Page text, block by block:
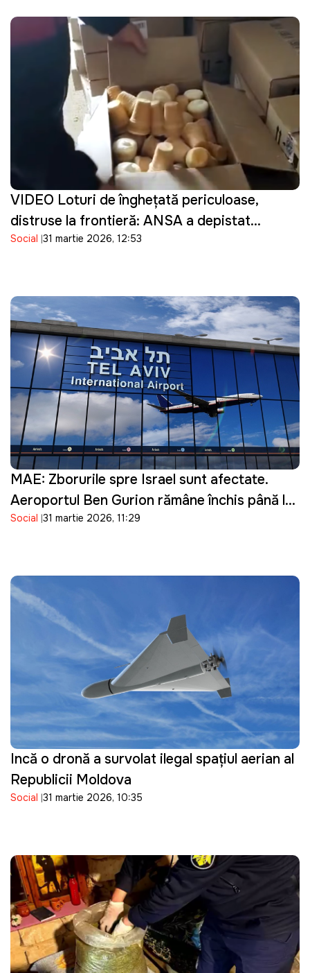
VIDEO Loturi de înghețată periculoase,
distruse la frontieră: ANSA a depistat
bacterii în produsele importate
Social 31 martie 2026, 12:53
MAE: Zborurile spre Israel sunt afectate.
Aeroportul Ben Gurion rămâne închis până la
16 aprilie
Social 31 martie 2026, 11:29
Incă o dronă a survolat ilegal spațiul aerian al
Republicii Moldova
Social 31 martie 2026, 10:35